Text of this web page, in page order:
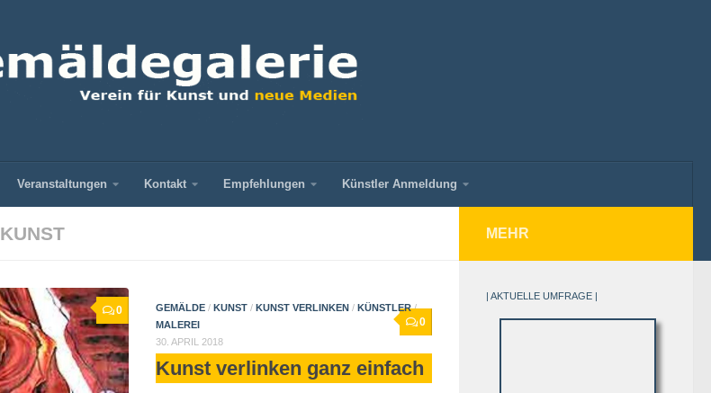
Veranstaltungen Kontakt Empfehlungen Künstler Anmeldung
KUNST
0
0
GEMÄLDE / KUNST / KUNST VERLINKEN / KÜNSTLER/
MALEREI
30. APRIL 2018
Kunst verlinken ganz einfach
MEHR
| AKTUELLE UMFRAGE |